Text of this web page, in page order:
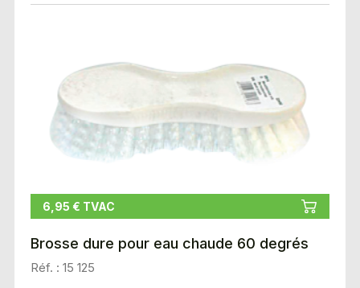
6,95 € TVAC
Brosse dure pour eau chaude 60 degrés
Réf. : 15 125